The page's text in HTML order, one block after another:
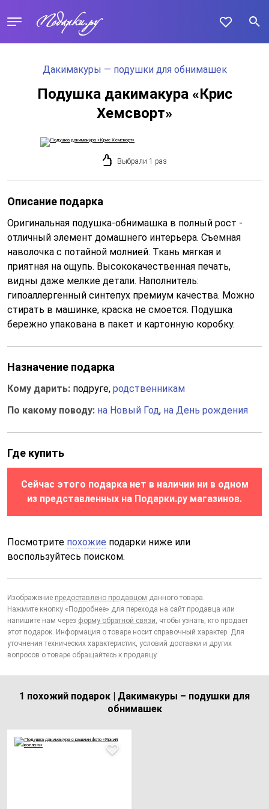
Дакимакуры — подушки для обнимашек
Подушка дакимакура «Крис
Хемсворт»
Выбрали 1 раз
Описание подарка
Оригинальная подушка-обнимашка в полный рост -
отличный элемент домашнего интерьера. Съемная
наволочка с потайной молнией. Ткань мягкая и
приятная на ощупь. Высококачественная печать,
видны даже мелкие детали. Наполнитель:
гипоаллергенный синтепух премиум качества. Можно
стирать в машинке, краска не смоется. Подушка
бережно упакована в пакет и картонную коробку.
Назначение подарка
Кому дарить: подруге, родственникам
По какому поводу: на Новый Год, на День рождения
Где купить
Сейчас этого подарка нет в наличии ни в одном
из представленных на Подарки.ру магазинов.
Посмотрите похожие подарки ниже или
воспользуйтесь поиском.
Изображение предоставлено продавцом данного товара.
Нажмите кнопку «Подробнее» для перехода на сайт продавца или
напишите нам через форму обратной связи, чтобы узнать, кто продает
этот подарок. Информация о товаре носит справочный характер. Для
уточнения технических характеристик, условий доставки и других
вопросов о товаре обращайтесь к продавцу.
1 похожий подарок | Дакимакуры – подушки для
обнимашек